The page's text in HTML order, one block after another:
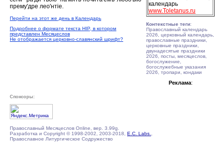
прему'дре лео'нтiе.
Перейти на этот же день в Календарь
Подробнее о формате текста HIP, в котором
представлен Месяцеслов
Не отображается церковно-славянский шрифт?
календарь
www.Toletanus.ru
Контекстные теги:
Православный календарь
2026, церковный календарь,
православные праздники,
церковные праздники,
двунадесятые праздники
2026, посты, месяцеслов,
богослужение,
богослужебные указания
2026, тропари, кондаки
Реклама:
Спонсоры:
Православный Месяцеслов Online, вер. 3.99g.
Разработка и Copyright © 1998-2002, 2003-2018, E.C. Labs.
Православное Литургическое Содружество